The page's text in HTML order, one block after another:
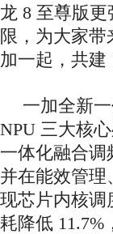
龙 8 至尊版
限，为大家
加一起，共建
一加全新
NPU 三大核
一体化融合
并在能效管
现芯片内核调
耗降低